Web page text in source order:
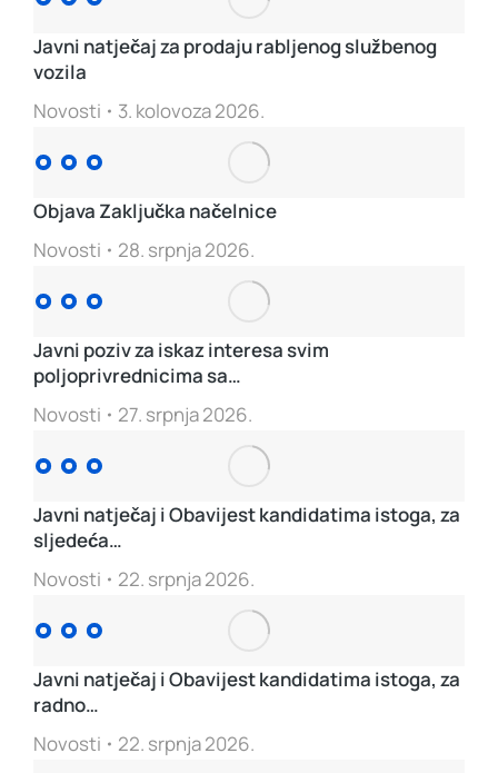
Javni natječaj za prodaju rabljenog službenog
vozila
Novosti
3. kolovoza 2026.
Objava Zaključka načelnice
Novosti
28. srpnja 2026.
Javni poziv za iskaz interesa svim
poljoprivrednicima sa…
Novosti
27. srpnja 2026.
Javni natječaj i Obavijest kandidatima istoga, za
sljedeća…
Novosti
22. srpnja 2026.
Javni natječaj i Obavijest kandidatima istoga, za
radno…
Novosti
22. srpnja 2026.